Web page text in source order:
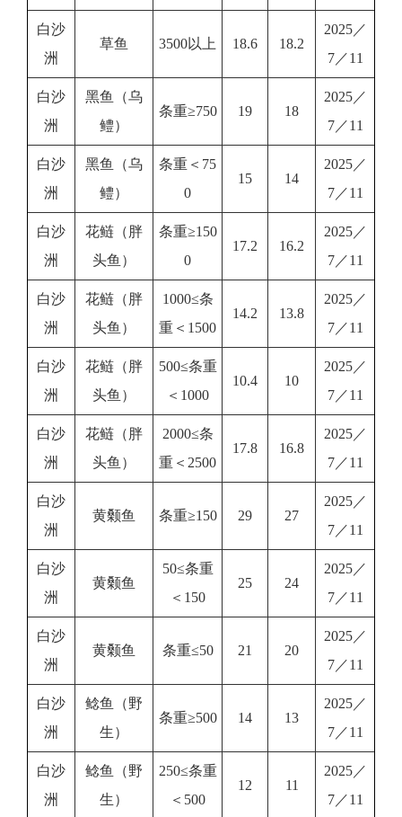
白沙
洲
草鱼 3500以上 18.6 18.2
2025／
7／11
白沙
洲
黑鱼（乌
鳢）
条重≥750 19 18
2025／
7／11
白沙
洲
黑鱼（乌
鳢）
条重＜75
0
15 14
2025／
7／11
白沙
洲
花鲢（胖
头鱼）
条重≥150
0
17.2 16.2
2025／
7／11
白沙
洲
花鲢（胖
头鱼）
1000≤条
重＜1500
14.2 13.8
2025／
7／11
白沙
洲
花鲢（胖
头鱼）
500≤条重
＜1000
10.4 10
2025／
7／11
白沙
洲
花鲢（胖
头鱼）
2000≤条
重＜2500
17.8 16.8
2025／
7／11
白沙
洲
黄颡鱼 条重≥150 29 27
2025／
7／11
白沙
洲
黄颡鱼
50≤条重
＜150
25 24
2025／
7／11
白沙
洲
黄颡鱼 条重≤50 21 20
2025／
7／11
白沙
洲
鲶鱼（野
生）
条重≥500 14 13
2025／
7／11
白沙
洲
鲶鱼（野
生）
250≤条重
＜500
12 11
2025／
7／11